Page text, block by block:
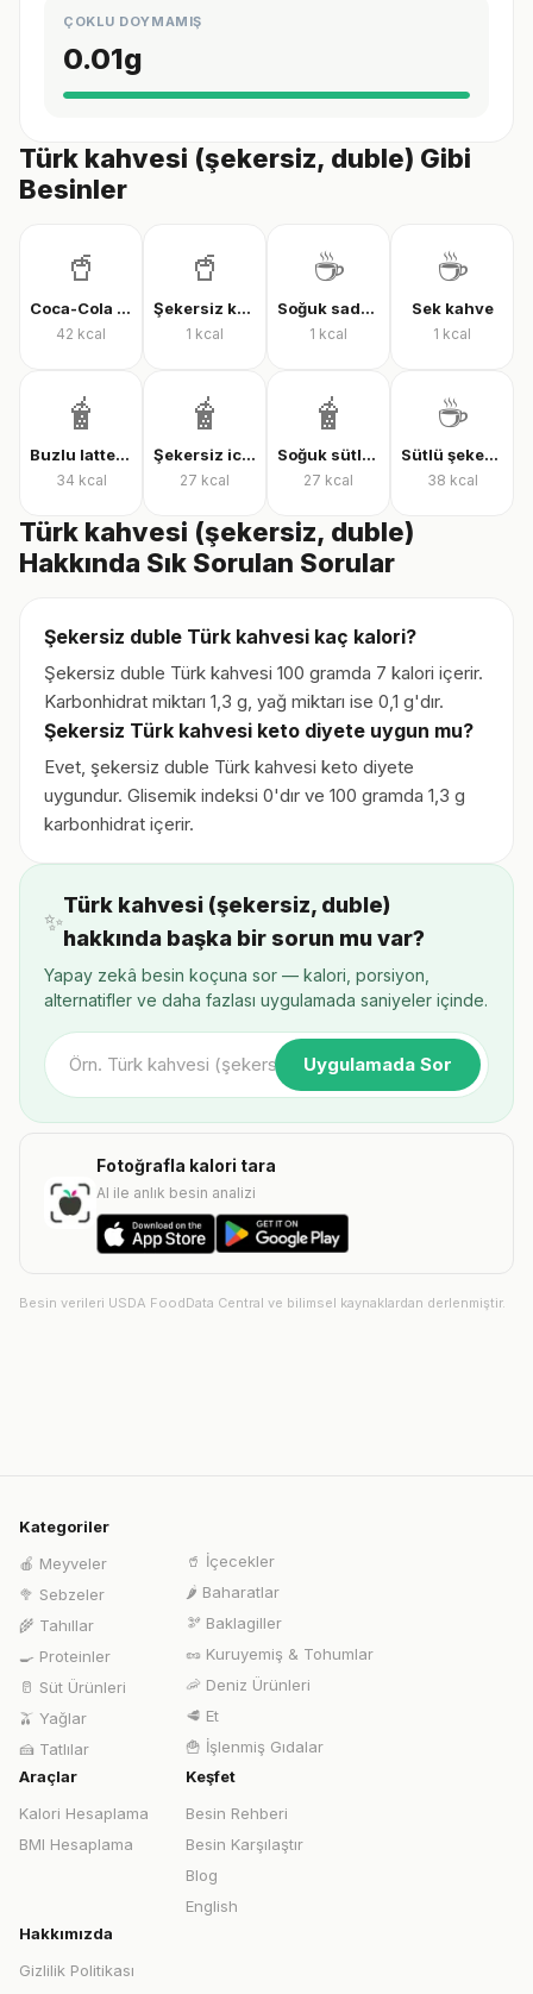
ÇOKLU DOYMAMIŞ
0.01g
Türk kahvesi (şekersiz, duble) Gibi
Besinler
🥤
Coca-Cola Classic
42 kcal
🥤
Şekersiz kola
1 kcal
☕
Soğuk sade kahve
1 kcal
☕
Sek kahve
1 kcal
🧋
Buzlu latte şekersiz
34 kcal
🧋
Şekersiz iced latte
27 kcal
🧋
Soğuk sütlü kahve, şekersiz
27 kcal
☕
Sütlü şekerli kahve
38 kcal
Türk kahvesi (şekersiz, duble)
Hakkında Sık Sorulan Sorular
Şekersiz duble Türk kahvesi kaç kalori?
Şekersiz duble Türk kahvesi 100 gramda 7 kalori içerir.
Karbonhidrat miktarı 1,3 g, yağ miktarı ise 0,1 g'dır.
Şekersiz Türk kahvesi keto diyete uygun mu?
Evet, şekersiz duble Türk kahvesi keto diyete
uygundur. Glisemik indeksi 0'dır ve 100 gramda 1,3 g
karbonhidrat içerir.
✨
Türk kahvesi (şekersiz, duble)
hakkında başka bir sorun mu var?
Yapay zekâ besin koçuna sor — kalori, porsiyon,
alternatifler ve daha fazlası uygulamada saniyeler içinde.
Uygulamada Sor
Fotoğrafla kalori tara
AI ile anlık besin analizi
Besin verileri USDA FoodData Central ve bilimsel kaynaklardan derlenmiştir.
Kategoriler
🍎 Meyveler
🥦 Sebzeler
🌾 Tahıllar
🍳 Proteinler
🥛 Süt Ürünleri
🫒 Yağlar
🍰 Tatlılar
🥤 İçecekler
🌶️ Baharatlar
🫘 Baklagiller
🥜 Kuruyemiş & Tohumlar
🦐 Deniz Ürünleri
🥩 Et
🍟 İşlenmiş Gıdalar
Araçlar
Kalori Hesaplama
BMI Hesaplama
Keşfet
Besin Rehberi
Besin Karşılaştır
Blog
English
Hakkımızda
Gizlilik Politikası